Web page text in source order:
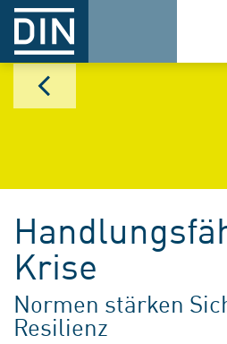
Krise
Normen stärken
Resilienz